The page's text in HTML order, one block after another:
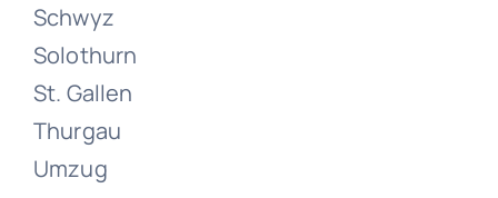
Schwyz
Solothurn
St. Gallen
Thurgau
Umzug